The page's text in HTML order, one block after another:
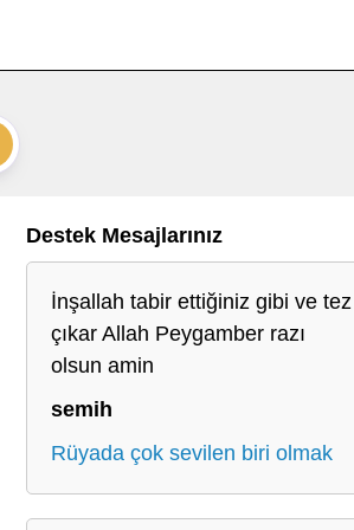
Destek Mesajlarınız
İnşallah tabir ettiğiniz gibi ve tez
çıkar Allah Peygamber razı
olsun amin
semih
Rüyada çok sevilen biri olmak